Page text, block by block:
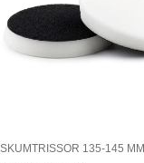
SKUMTRISSOR 135-145 MM